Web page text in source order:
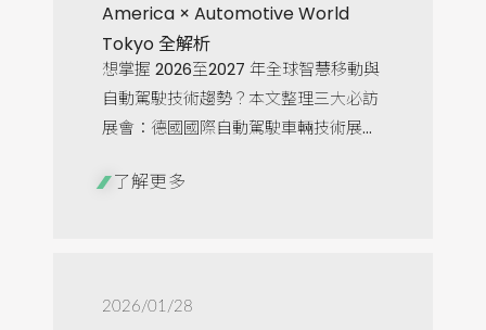
America × Automotive World
Tokyo 全解析
想掌握 2026至2027 年全球智慧移動與
自動駕駛技術趨勢？本文整理三大必訪
展會：德國國際自動駕駛車輛技術展...
了解更多
2026/01/28